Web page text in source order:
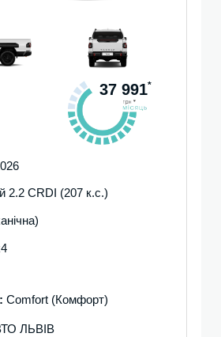
37 991*
2.2 CRDI (207 к.с.)
Comfort (Комфорт)
ЛЬВІВ